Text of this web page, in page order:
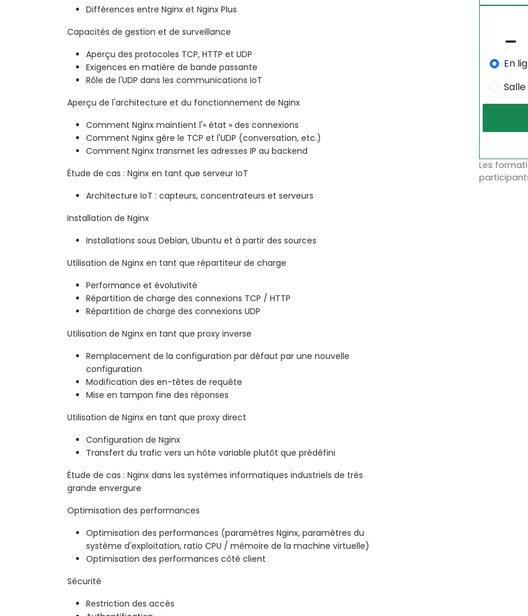
Différences entre Nginx et Nginx Plus
Capacités de gestion et de surveillance
Aperçu des protocoles TCP, HTTP et UDP
Exigences en matière de bande passante
Rôle de l'UDP dans les communications IoT
Aperçu de l'architecture et du fonctionnement de Nginx
Comment Nginx maintient l'« état » des connexions
Comment Nginx gère le TCP et l'UDP (conversation, etc.)
Comment Nginx transmet les adresses IP au backend
Étude de cas : Nginx en tant que serveur IoT
Architecture IoT : capteurs, concentrateurs et serveurs
Installation de Nginx
Installations sous Debian, Ubuntu et à partir des sources
Utilisation de Nginx en tant que répartiteur de charge
Performance et évolutivité
Répartition de charge des connexions TCP / HTTP
Répartition de charge des connexions UDP
Utilisation de Nginx en tant que proxy inverse
Remplacement de la configuration par défaut par une nouvelle
configuration
Modification des en-têtes de requête
Mise en tampon fine des réponses
Utilisation de Nginx en tant que proxy direct
Configuration de Nginx
Transfert du trafic vers un hôte variable plutôt que prédéfini
Étude de cas : Nginx dans les systèmes informatiques industriels de très
grande envergure
Optimisation des performances
Optimisation des performances (paramètres Nginx, paramètres du
système d'exploitation, ratio CPU / mémoire de la machine virtuelle)
Optimisation des performances côté client
Sécurité
Restriction des accès
En
Les